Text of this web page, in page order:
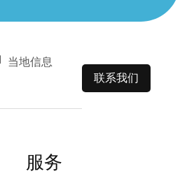
当地信息
联系我们
服务